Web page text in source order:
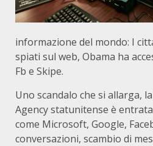
informazione del mondo: I
spiati sul web, Obama ha
Fb e Skipe.
Uno scandalo che si allarga,
Agency statunitense è
come Microsoft, Google,
conversazioni, scambio di